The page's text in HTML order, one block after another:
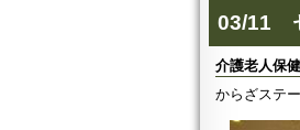
03/11
介護老人保
からざステ